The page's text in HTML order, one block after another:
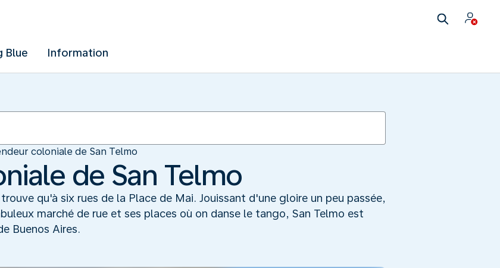
Blue Information
coloniale de San Telmo
de San Telmo
qu'à six rues de la Place de Mai. Jouissant d'une gloire un peu passée,
marché de rue et ses places où on danse le tango, San Telmo est
Buenos Aires.